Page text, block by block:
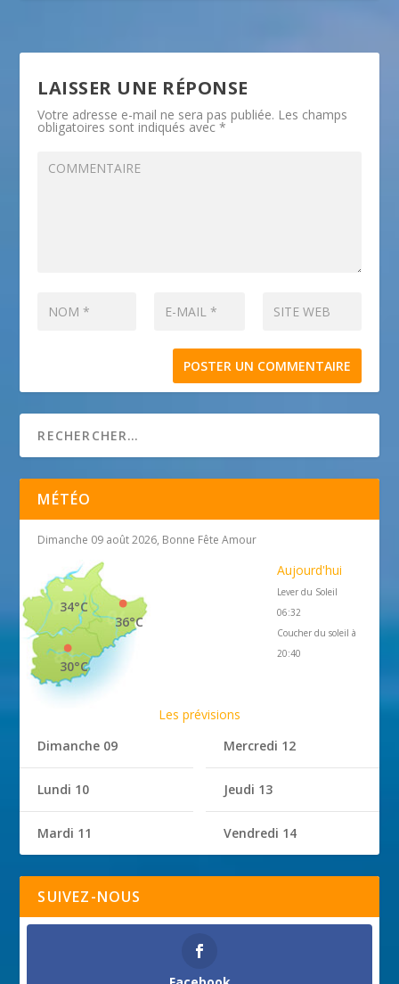
LAISSER UNE RÉPONSE
Votre adresse e-mail ne sera pas publiée. Les champs
obligatoires sont indiqués avec*
MÉTÉO
Dimanche 09 août 2026, Bonne Fête Amour
36°C
34°C
30°C
Aujourd'hui
Lever du Soleil
06:32
Coucher du soleil à
20:40
Les prévisions
Dimanche 09
Lundi 10
Mardi 11
Mercredi 12
Jeudi 13
Vendredi 14
SUIVEZ-NOUS